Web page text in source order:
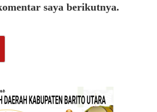
saya berikutnya.